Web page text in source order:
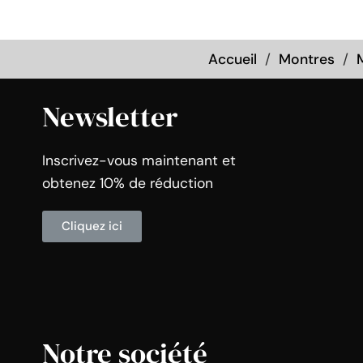
Accueil Montres
Newsletter
Inscrivez-vous maintenant et
obtenez 10% de réduction
Cliquez ici
Notre société